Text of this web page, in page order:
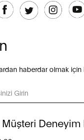
haberdar olmak
Deneyim